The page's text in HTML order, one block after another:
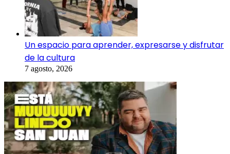
Un espacio para aprender, expresarse y disfrutar
de la cultura
7 agosto, 2026